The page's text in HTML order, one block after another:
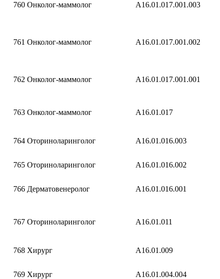
760 Онколог-маммолог A16.01.017.001.003
761 Онколог-маммолог A16.01.017.001.002
762 Онколог-маммолог A16.01.017.001.001
763 Онколог-маммолог A16.01.017
764 Оториноларинголог A16.01.016.003
765 Оториноларинголог A16.01.016.002
766 Дерматовенеролог A16.01.016.001
767 Оториноларинголог A16.01.011
768 Хирург A16.01.009
769 Хирург A16.01.004.004